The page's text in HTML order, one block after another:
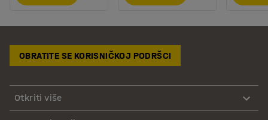
OBRATITE SE KORISNIČKOJ PODRŠCI
Otkriti više